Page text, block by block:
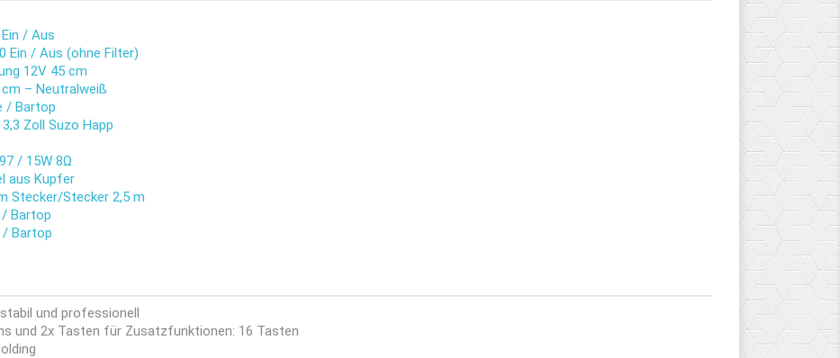
/ Aus
Ein / Aus (ohne Filter)
12V 45 cm
– Neutralweiß
/ Bartop
Zoll Suzo Happ
/ 15W 8Ω
aus Kupfer
Stecker/Stecker 2,5 m
Bartop
/ Bartop
und professionell
und 2x Tasten für Zusatzfunktionen: 16 Tasten